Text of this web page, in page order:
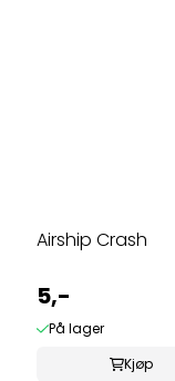
Airship Crash
5,-
På lager
Kjøp